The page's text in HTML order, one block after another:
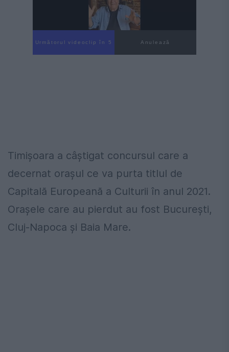
Următorul videoclip în 4 Anulează
Timișoara a câștigat concursul care a
decernat orașul ce va purta titlul de
Capitală Europeană a Culturii în anul 2021.
Orașele care au pierdut au fost București,
Cluj-Napoca și Baia Mare.